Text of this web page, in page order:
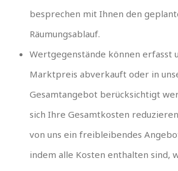
besprechen mit Ihnen den
Räumungsablauf.
Wertgegenstände können erfasst
Marktpreis abverkauft oder in
Gesamtangebot berücksichtigt
sich Ihre Gesamtkosten
von uns ein freibleibendes
indem alle Kosten enthalten sind,